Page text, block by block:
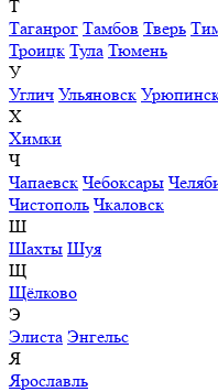
Т
Таганрог Тамбов Тверь
Троицк Тула Тюмень
У
Углич Ульяновск
Х
Химки
Ч
Чапаевск Чебоксары
Чистополь Чкаловск
Ш
Шахты Шуя
Щ
Щёлково
Э
Элиста Энгельс
Я
Ярославль